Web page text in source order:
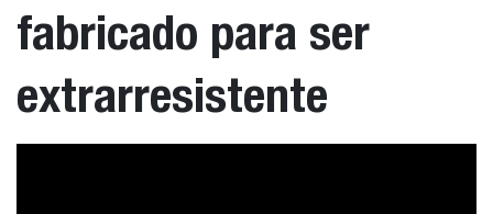
fabricado para ser
extrarresistente